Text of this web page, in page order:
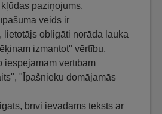
paziņojums.
veids ir
lietotājs obligāti norāda lauka
izmantot" vērtību,
iespējamām vērtībām
"Īpašnieku domājamās
brīvi ievadāms teksts ar